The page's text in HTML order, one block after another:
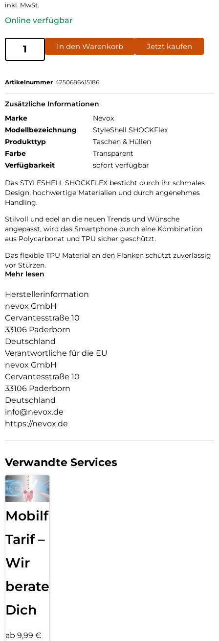
inkl. MwSt.
Online verfügbar
In den Warenkorb Jetzt kaufen
Artikelnummer 4250686415186
Zusätzliche Informationen
Marke
Nevox
Modellbezeichnung
StyleShell SHOCKFlex
Produkttyp
Taschen & Hüllen
Farbe
Transparent
Verfügbarkeit
sofort verfügbar
Das STYLESHELL SHOCKFLEX besticht durch ihr schmales
Design, hochwertige Materialien und durch angenehmes
Handling.
Stilvoll und edel an die neuen Trends und Wünsche
angepasst, wird das Smartphone durch eine Kombination
aus Polycarbonat und TPU sicher geschützt.
Das flexible TPU Material an den Flanken schützt zuverlässig
vor Stürzen.
Durch das verwendete Material ist diese komplett
Transparent und bringt jegliche Farbe des Smartphones,
passend zur Geltung.
Die Anschlüsse, Knöpfe und Kamera bleiben voll zugänglich.
Hochwertiges Schmutzabweisendes Material und
Schockproof durch eingearbeitete Luftpolster in den Ecken.
Mehr lesen
Herstellerinformation
nevox GmbH
Cervantesstraße 10
33106 Paderborn
Deutschland
Verantwortliche für die EU
nevox GmbH
Cervantesstraße 10
33106 Paderborn
Deutschland
info@nevox.de
https://nevox.de
Verwandte Services
Mobilfunk
Tarif –
Wir
beraten
Dich
ab 9,99 €